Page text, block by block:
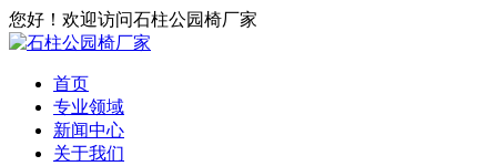
您好！欢迎访问石柱公园椅厂家
首页
专业领域
新闻中心
关于我们